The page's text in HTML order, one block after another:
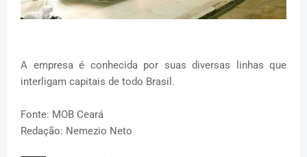
A empresa é conhecida por suas diversas linhas que
interligam capitais de todo Brasil.
Fonte: MOB Ceará
Redação: Nemezio Neto